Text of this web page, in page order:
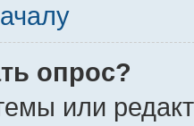
опрос?
или